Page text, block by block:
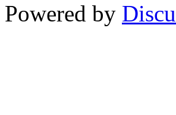
Powered by